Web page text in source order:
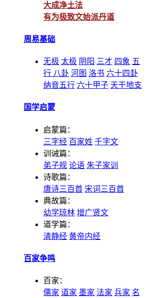
大成净土法
有为极致文始派丹道
周易基础
无极 太极 阴阳 三才 四象 五
行 八卦 河图 洛书 六十四卦
纳音五行 六十甲子 天干地支
国学启蒙
启蒙篇：
三字经 百家姓 千字文
训诫篇：
弟子规 论语 朱子家训
诗歌篇：
唐诗三百首 宋词三百首
典故篇：
幼学琼林 增广贤文
道学篇：
清静经 黄帝内经
百家争鸣
百家：
儒家 道家 墨家 法家 兵家 名